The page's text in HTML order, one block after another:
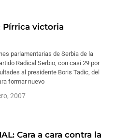
Pírrica victoria
parlamentarias de Serbia de la
Radical Serbio, con casi 29 por
al presidente Boris Tadic, del
formar nuevo
2007
Cara a cara contra la